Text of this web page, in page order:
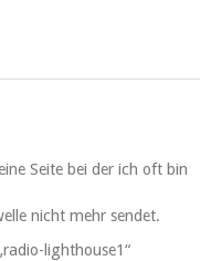
Seite bei der ich oft bin
nicht mehr sendet.
lighthouse1“